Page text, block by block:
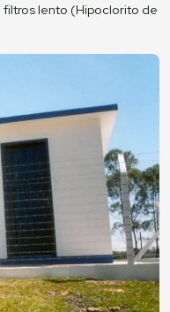
lento (Hipoclorito de